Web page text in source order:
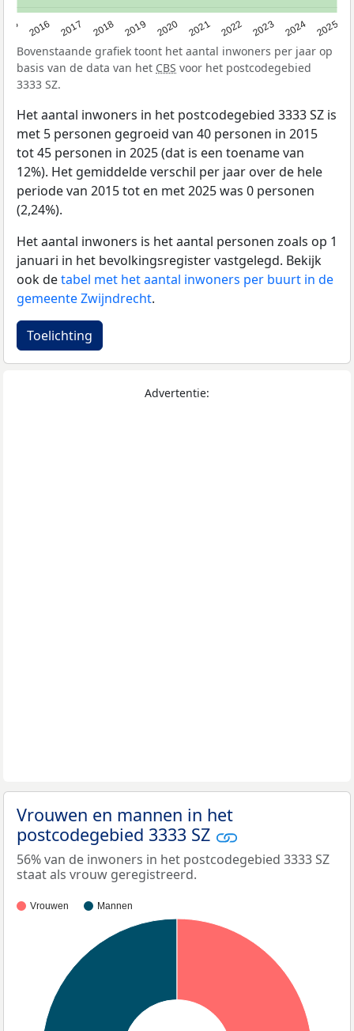
2016 2017 2018 2019 2020 2021 2022 2023 2024 2025
Bovenstaande grafiek toont het aantal inwoners per jaar op
basis van de data van het CBS voor het postcodegebied
3333 SZ.
Het aantal inwoners in het postcodegebied 3333 SZ is
met 5 personen gegroeid van 40 personen in 2015
tot 45 personen in 2025 (dat is een toename van
12%). Het gemiddelde verschil per jaar over de hele
periode van 2015 tot en met 2025 was 0 personen
(2,24%).
Het aantal inwoners is het aantal personen zoals op 1
januari in het bevolkingsregister vastgelegd. Bekijk
ook detabel met het aantal inwoners per buurt in de
gemeente Zwijndrecht.
Toelichting
Advertentie:
Vrouwen en mannen in het
postcodegebied 3333 SZ
56% van de inwoners in het postcodegebied 3333 SZ
staat als vrouw geregistreerd.
Vrouwen Mannen